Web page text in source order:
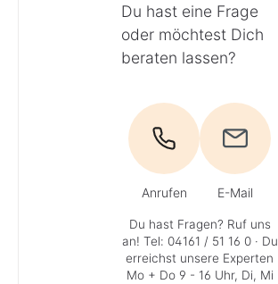
Du hast eine Frage
oder möchtest Dich
beraten lassen?
Anrufen E-Mail
Du hast Fragen? Ruf uns
an! Tel: 04161 / 51 16 0· Du
erreichst unsere Experten
Mo + Do 9 - 16 Uhr, Di, Mi